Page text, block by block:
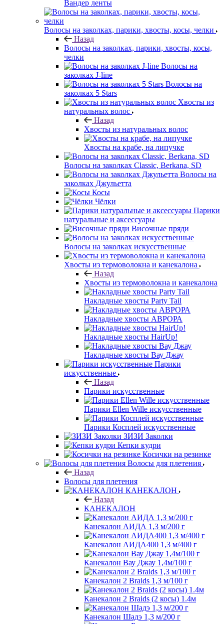
Вандер ленты
Волосы на заколках, парики, хвосты, косы, челки
Назад
Волосы на заколках, парики, хвосты, косы,
челки
Волосы на
заколках J-line
Волосы на
заколках 5 Stars
Хвосты из
натуральных волос
Назад
Хвосты из натуральных волос
Хвосты на крабе, на липучке
Волосы на заколках Classic, Berkana, SD
Волосы на
заколках Джульетта
Косы
Чёлки
Парики
натуральные и аксессуары
Височные пряди
Волосы на заколках искусственные
Хвосты из термоволокна и канекалона
Назад
Хвосты из термоволокна и канекалона
Накладные хвосты Party Tail
Накладные хвосты АВРОРА
Накладные хвосты HairUp!
Накладные хвосты Вау Джау
Парики
искусственные
Назад
Парики искусственные
Парики Ellen Wille искусственные
Парики Косплей искусственные
ЗИЗИ Заколки
Кепки кудри
Косички на резинке
Волосы для плетения
Назад
Волосы для плетения
КАНЕКАЛОН
Назад
КАНЕКАЛОН
Канекалон АИДА 1,3 м/200 г
Канекалон АИДА400 1,3 м/400 г
Канекалон Вау Джау 1,4м/100 г
Канекалон 2 Braids 1,3 м/100 г
Канекалон 2 Braids (2 косы) 1.4м
Канекалон Шадэ 1,3 м/200 г